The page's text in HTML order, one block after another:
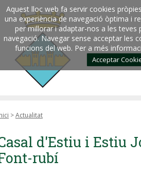
Aquest lloc web fa servir cookies
una experiència de navegació òptima i
per millorar i adaptar-nos a les teves
navegació. Navegar sense acceptar les
funcions del web. Per a més
Acceptar
>Actualitat
d'Estiu i Estiu
rubí